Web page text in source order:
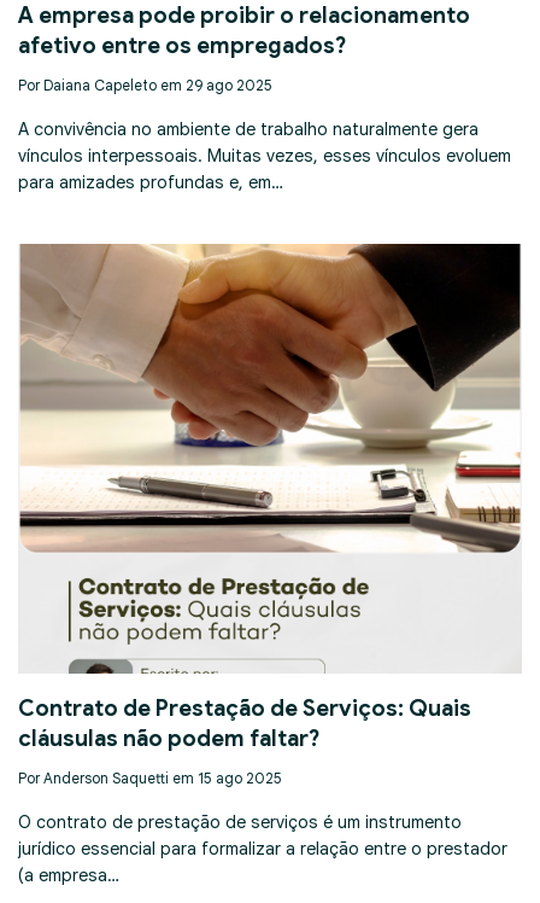
A empresa pode proibir o relacionamento
afetivo entre os empregados?
Por Daiana Capeleto em 29 ago 2025
A convivência no ambiente de trabalho naturalmente gera
vínculos interpessoais. Muitas vezes, esses vínculos evoluem
para amizades profundas e, em…
Contrato de Prestação de Serviços: Quais
cláusulas não podem faltar?
Por Anderson Saquetti em 15 ago 2025
O contrato de prestação de serviços é um instrumento
jurídico essencial para formalizar a relação entre o prestador
(a empresa…